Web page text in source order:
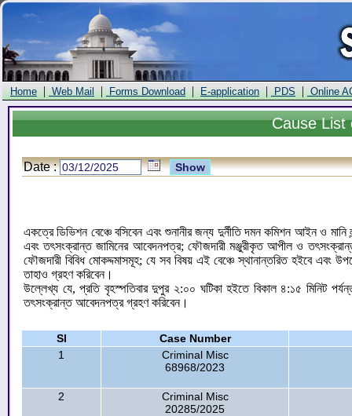
Home | Web Mail | Forms Download | E-application | PDS | Online
CauseList
Date :
একত্রে ডিভিশন বেঞ্চে বসিবেন এবং শুনানীর জন্য দুর্নীতি দমন কমিশন আইন ও
এবং তৎসংক্রান্ত জামিনের আবেদনপত্র; ফৌজদারী মঞ্জুরীকৃত আপীল ও
ফৌজদারী বিবিধ মোকদ্দমাসমূহ; যে সব বিষয় এই বেঞ্চে স্থানান্তরিত হইবে এবং
তাহাও গ্রহণ করিবেন।
উল্লেখ্য যে, প্রতি বৃহস্পতিবার দুপুর ২:০০ ঘটিকা হইতে বিকাল ৪:১৫ মিনিট
তৎসংক্রান্ত আবেদনপত্র গ্রহণ করিবেন।
Sl
Case Number
1
Criminal Misc
68968/2023
2
Criminal Misc
20285/2025